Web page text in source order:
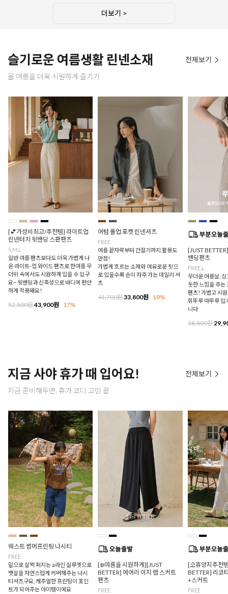
더보기 >
슬기로운 여름생활 린넨소재
올 여름을 더욱 시원하게 즐기기
전체보기
[💕가성비최고/추천템] 라이트업
린넨터치 뒷밴딩 스판팬츠
S,M,L
일반 여름 팬츠보다도 더욱 가볍게 나
온 라이트-업 와이드 팬츠로 한여름 무
더위 속에서도 시원하게 입을 수 있구
요~ 뒷밴딩과 신축성으로 바디에 편안
하게 착용돼요!
52,800원43,900원 17%
어텀 롤업 포켓 린넨셔츠
FREE
여름 끝자락부터 간절기까지 활용도
만점!
가볍게 흐르는 소재와 여유로운 핏으
로 입을수록 손이 자주 가는 데일리 셔
츠
41,700원33,800원 19%
[JUST
밴딩팬츠
FREE,L
무더운 여름날,
듯한 느낌을 주는
팬츠! 가볍고 시
휘뚜루 마뚜루 입
니다
38,800원
지금 사야 휴가 때 입어요!
지금 준비해두면, 휴가 코디 고민 끝
전체보기
웨스트 썸머프린팅 나시티
FREE
밑으로 살짝 퍼지는 a라인 실루엣으로
뱃살을 자연스럽게 커버해주는 나시
티셔츠구요, 캐주얼한 프린팅이 포인
트가 되어주는 아이템이에요
[❄️여름을 시원하게][JUST
BETTER] 에어리 이지 랩 스커트
팬츠
FREE
[⛱️휴양지추천
BETTER] 리코
+스커트
FREE